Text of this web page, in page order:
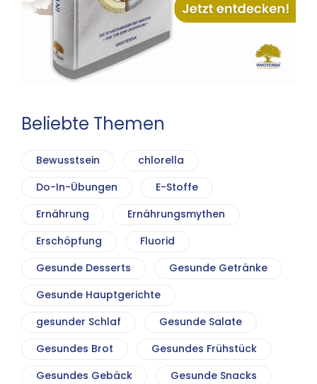
Beliebte Themen
Bewusstsein
chlorella
Do-In-Übungen
E-Stoffe
Ernährung
Ernährungsmythen
Erschöpfung
Fluorid
Gesunde Desserts
Gesunde Getränke
Gesunde Hauptgerichte
gesunder Schlaf
Gesunde Salate
Gesundes Brot
Gesundes Frühstück
Gesundes Gebäck
Gesunde Snacks